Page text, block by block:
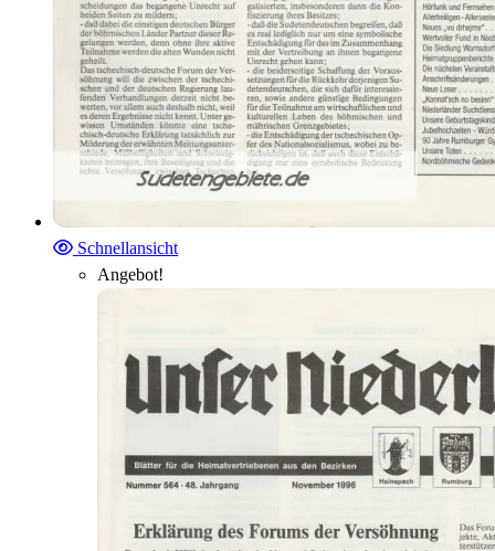
Schnellansicht
Angebot!